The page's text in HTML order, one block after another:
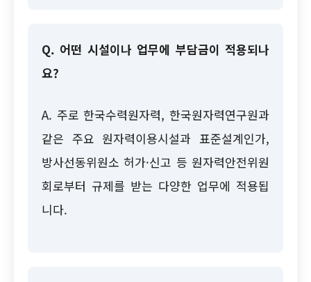
Q. 어떤 시설이나 업무에 부담금이 적용되나
요?
A. 주로 한국수력원자력, 한국원자력연구원과
같은 주요 원자력이용시설과 표준설계인가,
방사선동위원소 허가·신고 등 원자력안전위원
회로부터 규제를 받는 다양한 업무에 적용됩
니다.